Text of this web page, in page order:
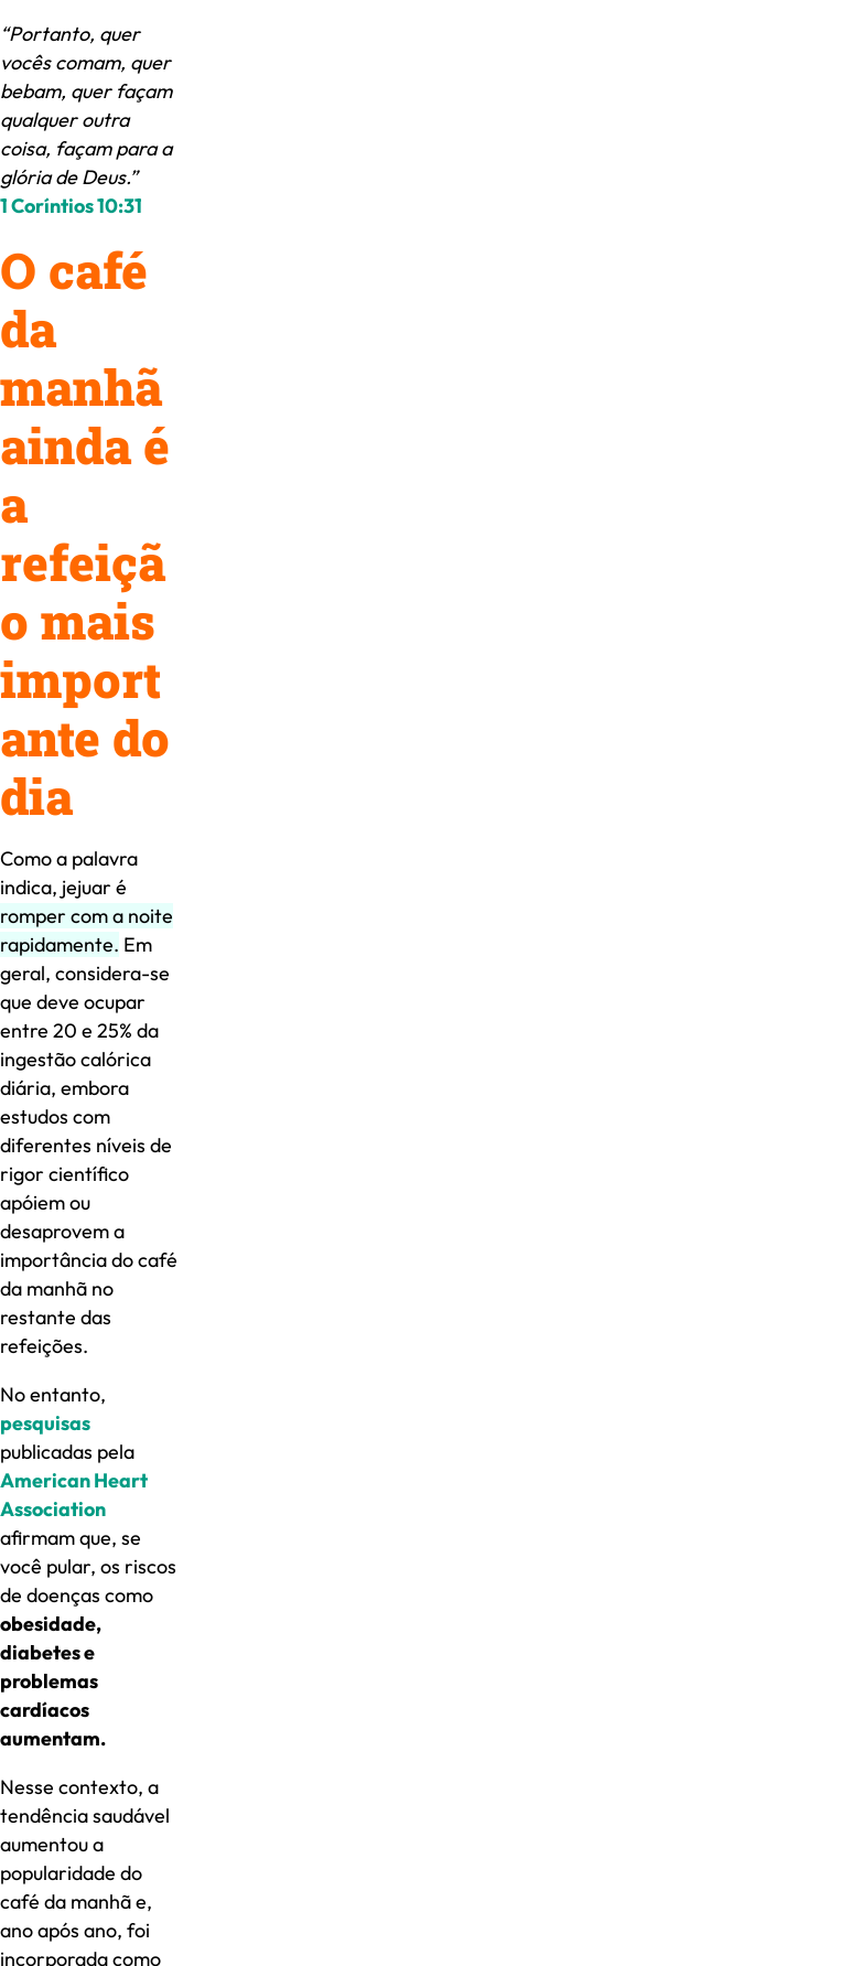
“Portanto, quer
vocês comam, quer
bebam, quer façam
qualquer outra
coisa, façam para a
glória de Deus.”
1 Coríntios 10:31
O café
da
manhã
ainda é
a
refeiçã
o mais
import
ante do
dia
Como a palavra
indica, jejuar é
romper com a noite
rapidamente. Em
geral, considera-se
que deve ocupar
entre 20 e 25% da
ingestão calórica
diária, embora
estudos com
diferentes níveis de
rigor científico
apóiem ​​ou
desaprovem a
importância do café
da manhã no
restante das
refeições.
No entanto,
pesquisas
publicadas pela
American Heart
Association
afirmam que, se
você pular, os riscos
de doenças como
obesidade,
diabetes e
problemas
cardíacos
aumentam.
Nesse contexto, a
tendência saudável
aumentou a
popularidade do
café da manhã e,
ano após ano, foi
incorporada como